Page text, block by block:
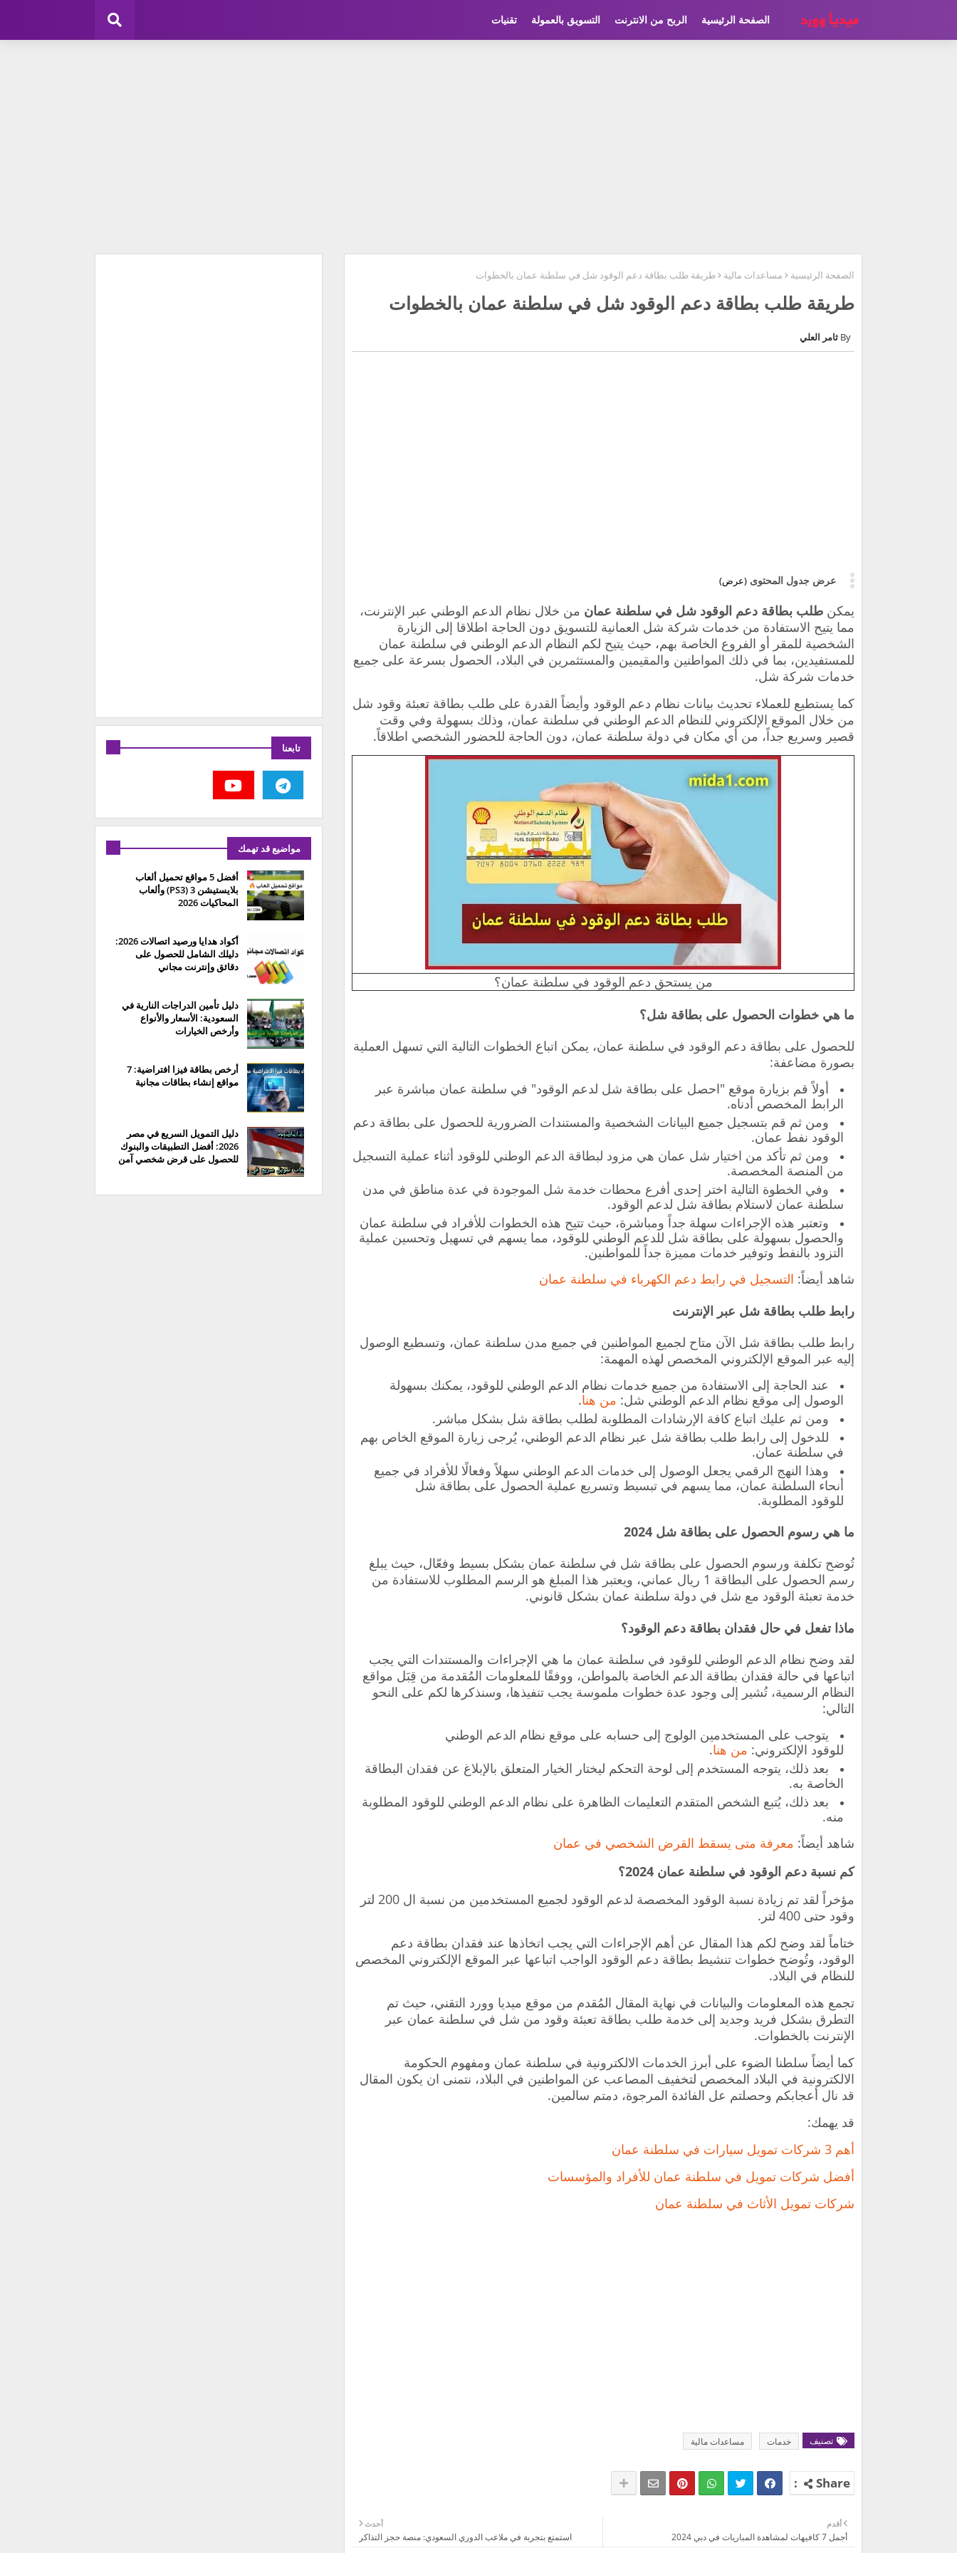
الصفحة الرئيسية الربح من الانترنت التسويق بالعمولة تقنيات
الصفحة الرئيسية مساعدات مالية طريقة طلب بطاقة دعم الوقود شل في سلطنة عمان بالخطوات
طريقة طلب بطاقة دعم الوقود شل في سلطنة عمان بالخطوات
ثامر العلي
عرض جدول المحتوى (عرض)
يمكن طلب بطاقة دعم الوقود شل في سلطنة عمان من خلال نظام الدعم الوطني عبر الإنترنت،
مما يتيح الاستفادة من خدمات شركة شل العمانية للتسويق دون الحاجة اطلاقا إلى الزيارة
الشخصية للمقر أو الفروع الخاصة بهم، حيث يتيح لكم النظام الدعم الوطني في سلطنة عمان
للمستفيدين، بما في ذلك المواطنين والمقيمين والمستثمرين في البلاد، الحصول بسرعة على جميع
خدمات شركة شل.
كما يستطيع للعملاء تحديث بيانات نظام دعم الوقود وأيضاً القدرة على طلب بطاقة تعبئة وقود شل
من خلال الموقع الإلكتروني للنظام الدعم الوطني في سلطنة عمان، وذلك بسهولة وفي وقت
قصير وسريع جداً، من أي مكان في دولة سلطنة عمان، دون الحاجة للحضور الشخصي اطلاقاً.
من يستحق دعم الوقود في سلطنة عمان؟
ما هي خطوات الحصول على بطاقة شل؟
للحصول على بطاقة دعم الوقود في سلطنة عمان، يمكن اتباع الخطوات التالية التي تسهل العملية
بصورة مضاعفة:
أولاً قم بزيارة موقع "احصل على بطاقة شل لدعم الوقود" في سلطنة عمان مباشرة عبر
الرابط المخصص أدناه.
ومن ثم قم بتسجيل جميع البيانات الشخصية والمستندات الضرورية للحصول على بطاقة دعم
الوقود نفط عمان.
ومن ثم تأكد من اختيار شل عمان هي مزود لبطاقة الدعم الوطني للوقود أثناء عملية التسجيل
من المنصة المخصصة.
وفي الخطوة التالية اختر إحدى أفرع محطات خدمة شل الموجودة في عدة مناطق في مدن
سلطنة عمان لاستلام بطاقة شل لدعم الوقود.
وتعتبر هذه الإجراءات سهلة جداً ومباشرة، حيث تتيح هذه الخطوات للأفراد في سلطنة عمان
والحصول بسهولة على بطاقة شل للدعم الوطني للوقود، مما يسهم في تسهيل وتحسين عملية
التزود بالنفط وتوفير خدمات مميزة جداً للمواطنين.
شاهد أيضاً: التسجيل في رابط دعم الكهرباء في سلطنة عمان
رابط طلب بطاقة شل عبر الإنترنت
رابط طلب بطاقة شل الآن متاح لجميع المواطنين في جميع مدن سلطنة عمان، وتسطيع الوصول
إليه عبر الموقع الإلكتروني المخصص لهذه المهمة:
عند الحاجة إلى الاستفادة من جميع خدمات نظام الدعم الوطني للوقود، يمكنك بسهولة
الوصول إلى موقع نظام الدعم الوطني شل: من هنا.
ومن ثم عليك اتباع كافة الإرشادات المطلوبة لطلب بطاقة شل بشكل مباشر.
للدخول إلى رابط طلب بطاقة شل عبر نظام الدعم الوطني، يُرجى زيارة الموقع الخاص بهم
في سلطنة عمان.
وهذا النهج الرقمي يجعل الوصول إلى خدمات الدعم الوطني سهلاً وفعالًا للأفراد في جميع
أنحاء السلطنة عمان، مما يسهم في تبسيط وتسريع عملية الحصول على بطاقة شل
للوقود المطلوبة.
ما هي رسوم الحصول على بطاقة شل 2024
تُوضح تكلفة ورسوم الحصول على بطاقة شل في سلطنة عمان بشكل بسيط وفعّال، حيث يبلغ
رسم الحصول على البطاقة 1 ريال عماني، ويعتبر هذا المبلغ هو الرسم المطلوب للاستفادة من
خدمة تعبئة الوقود مع شل في دولة سلطنة عمان بشكل قانوني.
ماذا تفعل في حال فقدان بطاقة دعم الوقود؟
لقد وضح نظام الدعم الوطني للوقود في سلطنة عمان ما هي الإجراءات والمستندات التي يجب
اتباعها في حالة فقدان بطاقة الدعم الخاصة بالمواطن، ووفقًا للمعلومات المُقدمة من قِبَل مواقع
النظام الرسمية، تُشير إلى وجود عدة خطوات ملموسة يجب تنفيذها، وسنذكرها لكم على النحو
التالي:
يتوجب على المستخدمين الولوج إلى حسابه على موقع نظام الدعم الوطني
للوقود الإلكتروني: من هنا.
بعد ذلك، يتوجه المستخدم إلى لوحة التحكم ليختار الخيار المتعلق بالإبلاغ عن فقدان البطاقة
الخاصة به.
بعد ذلك، يُتبع الشخص المتقدم التعليمات الظاهرة على نظام الدعم الوطني للوقود المطلوبة
منه.
شاهد أيضاً: معرفة متى يسقط القرض الشخصي في عمان
كم نسبة دعم الوقود في سلطنة عمان 2024؟
مؤخراً لقد تم زيادة نسبة الوقود المخصصة لدعم الوقود لجميع المستخدمين من نسبة ال 200 لتر
وقود حتى 400 لتر.
ختاماً لقد وضح لكم هذا المقال عن أهم الإجراءات التي يجب اتخاذها عند فقدان بطاقة دعم
الوقود، وتُوضح خطوات تنشيط بطاقة دعم الوقود الواجب اتباعها عبر الموقع الإلكتروني المخصص
للنظام في البلاد.
تجمع هذه المعلومات والبيانات في نهاية المقال المُقدم من موقع ميديا وورد التقني، حيث تم
التطرق بشكل فريد وجديد إلى خدمة طلب بطاقة تعبئة وقود من شل في سلطنة عمان عبر
الإنترنت بالخطوات.
كما أيضاً سلطنا الضوء على أبرز الخدمات الالكترونية في سلطنة عمان ومفهوم الحكومة
الالكترونية في البلاد المخصص لتخفيف المصاعب عن المواطنين في البلاد، نتمنى ان يكون المقال
قد نال أعجابكم وحصلتم عل الفائدة المرجوة، دمتم سالمين.
قد يهمك:
أهم 3 شركات تمويل سيارات في سلطنة عمان
أفضل شركات تمويل في سلطنة عمان للأفراد والمؤسسات
شركات تمويل الأثاث في سلطنة عمان
تصنيف خدمات مساعدات مالية
أحدث
استمتع بتجربة في ملاعب الدوري السعودي: منصة حجز التذاكر
أقدم
أجمل 7 كافيهات لمشاهدة المباريات في دبي 2024
تابعنا
مواضيع قد تهمك
أفضل 5 مواقع تحميل ألعاب
بلايستيشن 3 (PS3) وألعاب
المحاكيات 2026
أكواد هدايا ورصيد اتصالات 2026:
دليلك الشامل للحصول على
دقائق وإنترنت مجاني
دليل تأمين الدراجات النارية في
السعودية: الأسعار والأنواع
وأرخص الخيارات
أرخص بطاقة فيزا افتراضية: 7
مواقع إنشاء بطاقات مجانية
دليل التمويل السريع في مصر
2026: أفضل التطبيقات والبنوك
للحصول على قرض شخصي آمن